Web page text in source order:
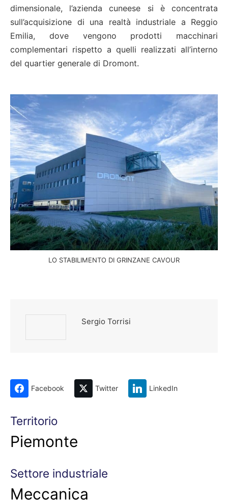
dimensionale, l’azienda cuneese si è concentrata
sull’acquisizione di una realtà industriale a Reggio
Emilia, dove vengono prodotti macchinari
complementari rispetto a quelli realizzati all’interno
del quartier generale di Dromont.
LO STABILIMENTO DI GRINZANE CAVOUR
Sergio Torrisi
Facebook Twitter LinkedIn
Territorio
Piemonte
Settore industriale
Meccanica